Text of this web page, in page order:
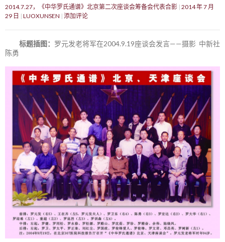
2014.7.27，《中华罗氏通谱》北京第二次座谈会筹备会代表合影 2014 年 7 月
29 日
LUOXUNSEN 添加评论
标题插图： 罗元发老将军在2004.9.19座谈会发言——摄影 中新社
陈勇